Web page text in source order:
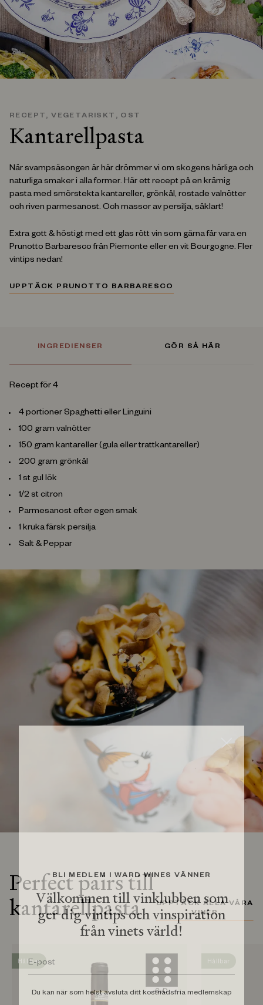
BLI MEDLEM I WARD WINES VÄNNER
Välkommen till vinklubben som
ger dig vintips och vinspiration
från vinets värld!
Du kan när som helst avsluta ditt kostnadsfria medlemskap
RECEPT , VEGETARISKT, OST
Kantarellpasta
När svampsäsongen är här drömmer vi om skogens härliga och
naturliga smaker i alla former. Här ett recept på en krämig
pasta med smörstekta kantareller, grönkål, rostade valnötter
och riven parmesanost. Och massor av persilja, såklart!
Extra gott & höstigt med ett glas rött vin som gärna får vara en
Prunotto Barbaresco från Piemonte eller en vit Bourgogne. Fler
vintips nedan!
UPPTÄCK PRUNOTTO BARBARESCO
INGREDIENSER GÖR SÅ HÄR
Recept för 4
4 portioner Spaghetti eller Linguini
100 gram valnötter
150 gram kantareller (gula eller trattkantareller)
200 gram grönkål
1 st gul lök
1/2 st citron
Parmesanost efter egen smak
1 kruka färsk persilja
Salt & Peppar
Perfect pairs till
kantarellpasta
UPPTÄCK ALLA VÅRA
VINER
Hållbar Hållbar